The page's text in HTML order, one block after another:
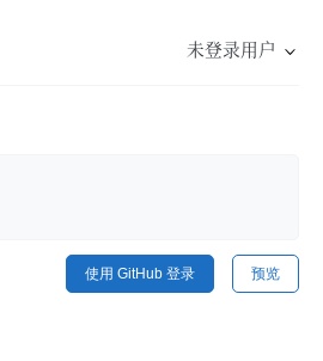
未登录用户
预览
使用 GitHub 登录